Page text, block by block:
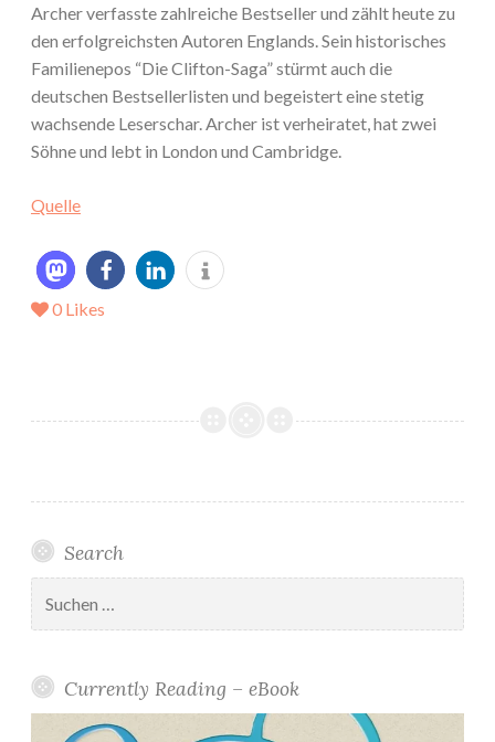
Archer verfasste zahlreiche Bestseller und zählt heute zu
den erfolgreichsten Autoren Englands. Sein historisches
Familienepos “Die Clifton-Saga” stürmt auch die
deutschen Bestsellerlisten und begeistert eine stetig
wachsende Leserschar. Archer ist verheiratet, hat zwei
Söhne und lebt in London und Cambridge.
Quelle
0 Likes
Search
nach:
Currently Reading – eBook